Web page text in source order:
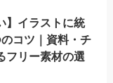
】イラストに統
コツ｜資料・チ
フリー素材の選